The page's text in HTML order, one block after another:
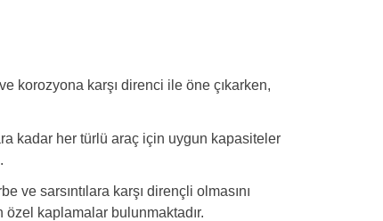
korozyona karşı direnci ile öne çıkarken,
kadar her türlü araç için uygun kapasiteler
ve sarsıntılara karşı dirençli olmasını
özel kaplamalar bulunmaktadır.